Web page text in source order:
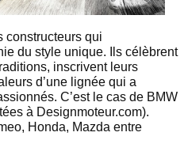
constructeurs qui
du style unique. Ils célèbrent
inscrivent leurs
d’une lignée qui a
C’est le cas de BMW
à Designmoteur.com).
Honda, Mazda entre